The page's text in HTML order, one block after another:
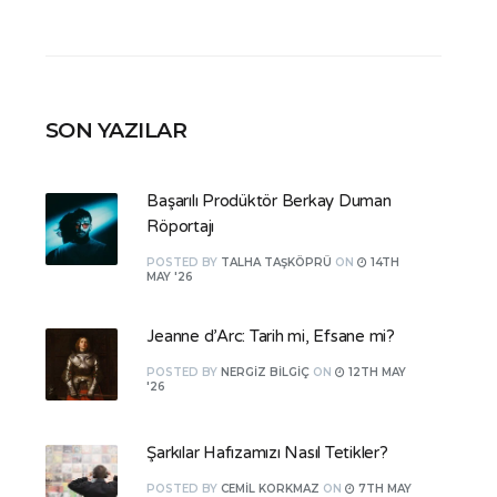
SON YAZILAR
Başarılı Prodüktör Berkay Duman
Röportajı
POSTED BY TALHA TAŞKÖPRÜ ON
14TH
MAY '26
Jeanne d’Arc: Tarih mi, Efsane mi?
POSTED BY NERGIZ BILGIÇ ON
12TH MAY
'26
Şarkılar Hafızamızı Nasıl Tetikler?
POSTED BY CEMIL KORKMAZ ON
7TH MAY